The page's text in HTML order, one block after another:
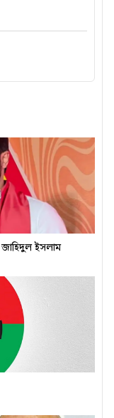
জাহিদুল ইসলাম